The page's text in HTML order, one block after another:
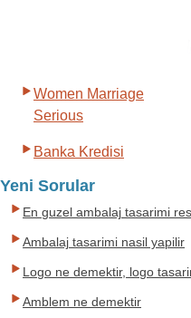
Women Marriage
Serious
Banka Kredisi
Yeni Sorular
En guzel ambalaj tasarimi
Ambalaj tasarimi nasil yapilir
Logo ne demektir, logo
Amblem ne demektir